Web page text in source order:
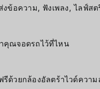
ข้อความ, ฟังเพลง, ไลฟ์ส
คุณจอดรถไว้ที่ไหน
วยกล้องอัลตร้าไวด์ความ